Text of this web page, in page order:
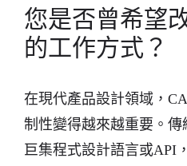
您是否曾希望
的工作方式？
在現代產品設計領域，
制性變得越來越重要。
巨集程式設計語言或API